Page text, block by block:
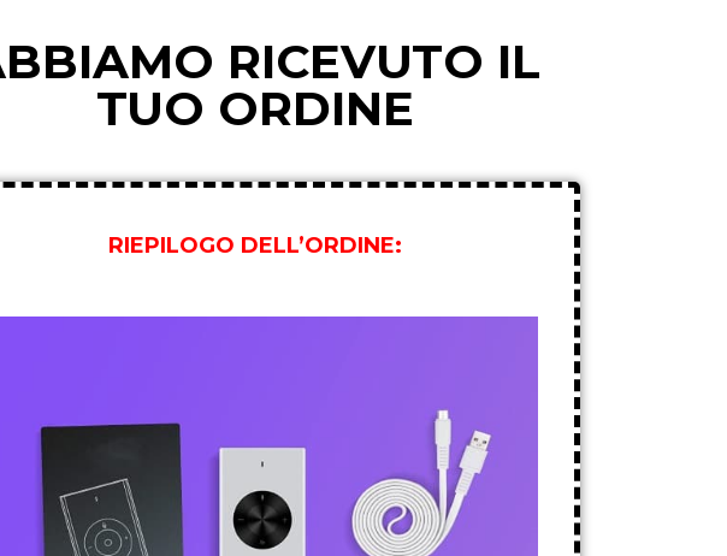
RICEVUTO IL
TUO ORDINE
RIEPILOGO DELL’ORDINE: